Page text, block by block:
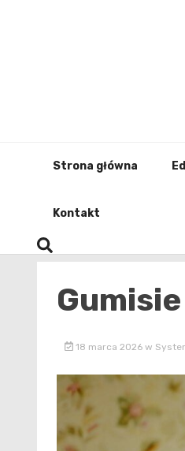
Strona główna
Kontakt
18 marca 2026 w